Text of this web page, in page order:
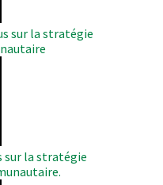
sur la stratégie
sur la stratégie